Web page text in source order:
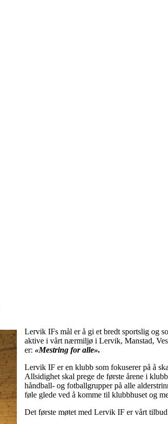
Lervik IFs mål er å gi et bredt sportslig og
aktive i vårt nærmiljø i Lervik, Manstad,
er: «Mestring for alle».
Lervik IF er en klubb som fokuserer på å
Allsidighet skal prege de første årene i
håndball- og fotballgrupper på alle
føle glede ved å komme til klubbhuset og
Det første møtet med Lervik IF er vårt